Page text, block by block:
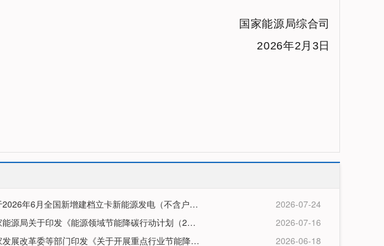
国家能源局综合司
2026年2月3日
关于2026年6月全国新增建档立卡新能源发电（不含户用光伏）项目情况的公告
2026-07-24
国家能源局关于印发《能源领域节能降碳行动计划（2026—2028年）》的通知
2026-07-16
国家发展改革委等部门印发《关于开展重点行业节能降碳改造攻坚三年行动的通知》 2026-06-18